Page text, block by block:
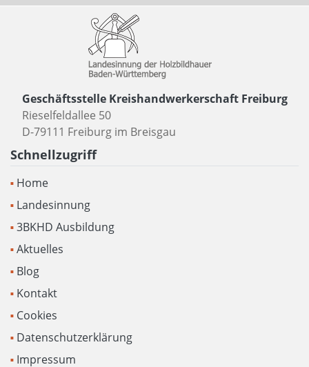
Geschäftsstelle Kreishandwerkerschaft Freiburg
Rieselfeldallee 50
D-79111 Freiburg im Breisgau
Schnellzugriff
Home
Landesinnung
3BKHD Ausbildung
Aktuelles
Blog
Kontakt
Cookies
Datenschutzerklärung
Impressum